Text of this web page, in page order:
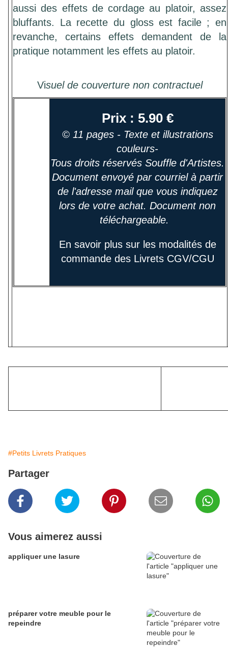
aussi des effets de cordage au platoir, assez
bluffants. La recette du gloss est facile ; en
revanche, certains effets demandent de la
pratique notamment les effets au platoir.
Visuel de couverture non contractuel
Prix : 5.90 €
© 11 pages - Texte et illustrations
couleurs-
Tous droits réservés Souffle d'Artistes.
Document envoyé par courriel à partir
de l'adresse mail que vous indiquez
lors de votre achat. Document non
téléchargeable.
En savoir plus sur les modalités de
commande des Livrets CGV/CGU
#Petits Livrets Pratiques
Partager
Vous aimerez aussi
appliquer une lasure
préparer votre meuble pour le
repeindre